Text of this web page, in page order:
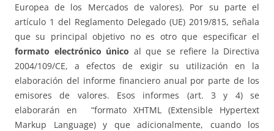
Europea de los Mercados de valores). Por su parte el
artículo 1 del Reglamento Delegado (UE) 2019/815, señala
que su principal objetivo no es otro que especificar el
formato electrónico único al que se refiere la Directiva
2004/109/CE, a efectos de exigir su utilización en la
elaboración del informe financiero anual por parte de los
emisores de valores. Esos informes (art. 3 y 4) se
elaborarán en “formato XHTML (Extensible Hypertext
Markup Language) y que adicionalmente, cuando los